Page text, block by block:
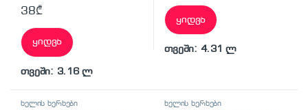
38₾
ყიდვა
თვეში: 3.16 ლ
ყიდვა
თვეში: 4.31 ლ
ხელის ხერხები
ხელის ხერხები